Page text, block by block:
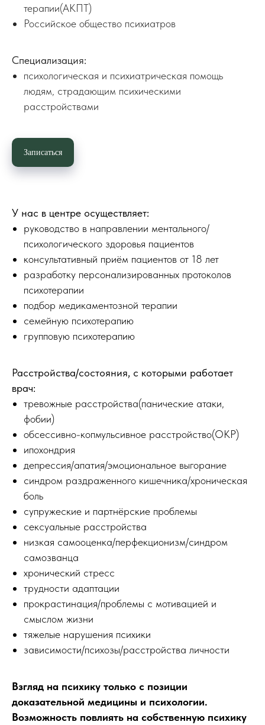
терапии(АКПТ)
Российское общество психиатров
Специализация:
психологическая и психиатрическая помощь
людям, страдающим психическими
расстройствами
Записаться
У нас в центре осуществляет:
руководство в направлении ментального/
психологического здоровья пациентов
консультативный приём пациентов от 18 лет
разработку персонализированных протоколов
психотерапии
подбор медикаментозной терапии
семейную психотерапию
групповую психотерапию
Расстройства/состояния, с которыми работает
врач:
тревожные расстройства(панические атаки,
фобии)
обсессивно-копмульсивное расстройство(ОКР)
ипохондрия
депрессия/апатия/эмоциональное выгорание
синдром раздраженного кишечника/хроническая
боль
супружеские и партнёрские проблемы
сексуальные расстройства
низкая самооценка/перфекционизм/синдром
самозванца
хронический стресс
трудности адаптации
прокрастинация/проблемы с мотивацией и
смыслом жизни
тяжелые нарушения психики
зависимости/психозы/расстройства личности
Взгляд на психику только с позиции
доказательной медицины и психологии.
Возможность повлиять на собственную психику